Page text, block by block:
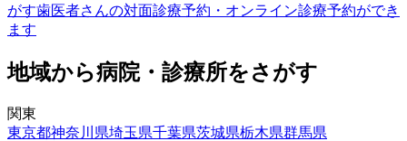
がす歯医者さんの対面診療予約・オンライン診療予約ができ
ます
地域から病院・診療所をさがす
関東
東京都神奈川県埼玉県千葉県茨城県栃木県群馬県